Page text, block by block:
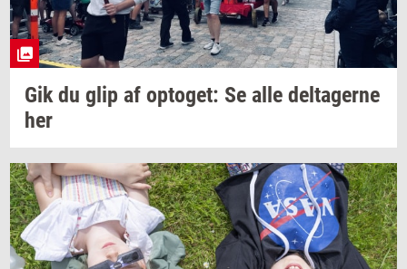
Gik du glip af op­to­get: Se alle del­ta­ger­ne
her